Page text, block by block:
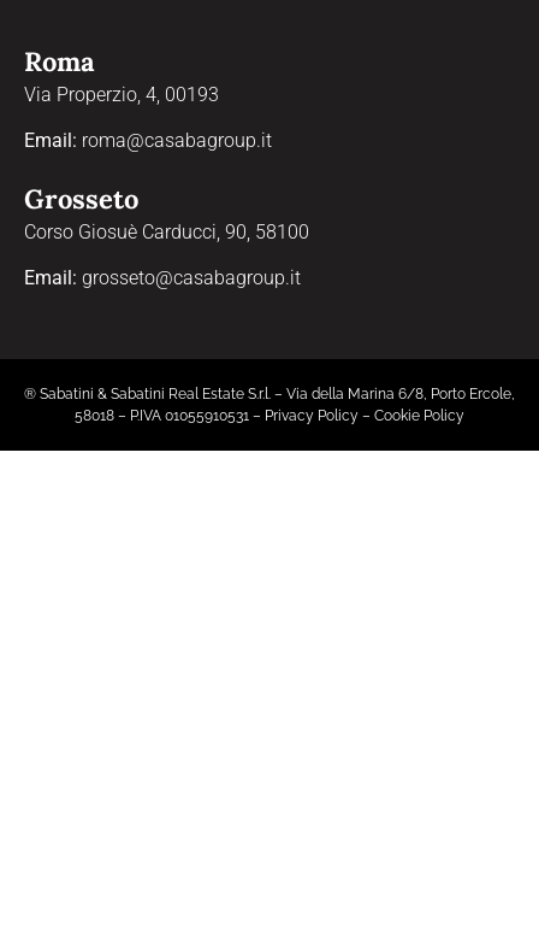
Roma
Via Properzio, 4, 00193
Email: roma@casabagroup.it
Grosseto
Corso Giosuè Carducci, 90, 58100
Email: grosseto@casabagroup.it
® Sabatini & Sabatini Real Estate S.r.l. – Via della Marina 6/8, Porto Ercole,
58018 – P.IVA 01055910531 – Privacy Policy – Cookie Policy